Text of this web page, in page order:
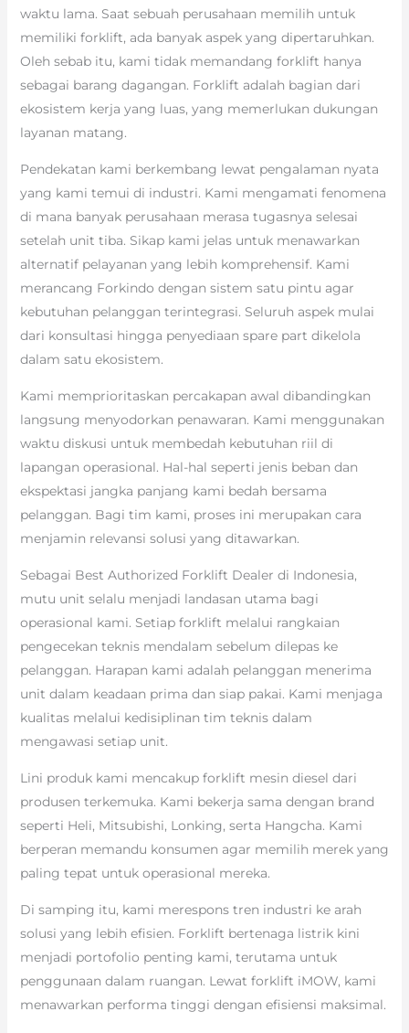
waktu lama. Saat sebuah perusahaan memilih untuk
memiliki forklift, ada banyak aspek yang dipertaruhkan.
Oleh sebab itu, kami tidak memandang forklift hanya
sebagai barang dagangan. Forklift adalah bagian dari
ekosistem kerja yang luas, yang memerlukan dukungan
layanan matang.
Pendekatan kami berkembang lewat pengalaman nyata
yang kami temui di industri. Kami mengamati fenomena
di mana banyak perusahaan merasa tugasnya selesai
setelah unit tiba. Sikap kami jelas untuk menawarkan
alternatif pelayanan yang lebih komprehensif. Kami
merancang Forkindo dengan sistem satu pintu agar
kebutuhan pelanggan terintegrasi. Seluruh aspek mulai
dari konsultasi hingga penyediaan spare part dikelola
dalam satu ekosistem.
Kami memprioritaskan percakapan awal dibandingkan
langsung menyodorkan penawaran. Kami menggunakan
waktu diskusi untuk membedah kebutuhan riil di
lapangan operasional. Hal-hal seperti jenis beban dan
ekspektasi jangka panjang kami bedah bersama
pelanggan. Bagi tim kami, proses ini merupakan cara
menjamin relevansi solusi yang ditawarkan.
Sebagai Best Authorized Forklift Dealer di Indonesia,
mutu unit selalu menjadi landasan utama bagi
operasional kami. Setiap forklift melalui rangkaian
pengecekan teknis mendalam sebelum dilepas ke
pelanggan. Harapan kami adalah pelanggan menerima
unit dalam keadaan prima dan siap pakai. Kami menjaga
kualitas melalui kedisiplinan tim teknis dalam
mengawasi setiap unit.
Lini produk kami mencakup forklift mesin diesel dari
produsen terkemuka. Kami bekerja sama dengan brand
seperti Heli, Mitsubishi, Lonking, serta Hangcha. Kami
berperan memandu konsumen agar memilih merek yang
paling tepat untuk operasional mereka.
Di samping itu, kami merespons tren industri ke arah
solusi yang lebih efisien. Forklift bertenaga listrik kini
menjadi portofolio penting kami, terutama untuk
penggunaan dalam ruangan. Lewat forklift iMOW, kami
menawarkan performa tinggi dengan efisiensi maksimal.